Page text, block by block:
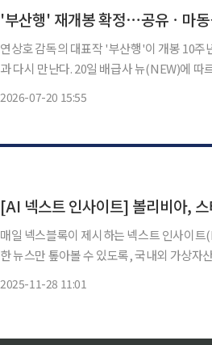
'부산행' 재개봉 확정⋯공유ㆍ마동
연상호 감독의 대표작 '부산행'이 개봉 10주
과 다시 만난다. 20일 배급사 뉴(NEW)에 따르면 '부산행'은 다음 달부터 북미와 일본, 필리핀
2026-07-20 15:55
매일 넥스블록이 제시하는 넥스트 인사이
한 뉴스만 톺아볼 수 있도록, 국내외 가상자
2025-11-28 11:01